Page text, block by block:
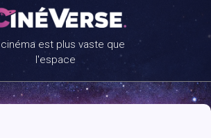
est plus vaste que
l'espace